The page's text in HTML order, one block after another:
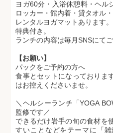
ヨガ60分・入浴休憩料・ヘル
ロッカー・館内着・貸タオル
レンタルヨガマットあります。
特典付き。
ランチの内容は毎月SNSにて
【お願い】
パックをご予約の方へ
食事とセットになっておりま
はお控えくださいませ。
＼ヘルシーランチ「YOGA
監修です／
できるだけ岩手の旬の食材を
すいことなどをテーマに「